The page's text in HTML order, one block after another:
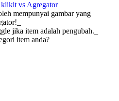
vs Agregator
mempunyai gambar yang
!
jika item adalah pengubah._
item anda?